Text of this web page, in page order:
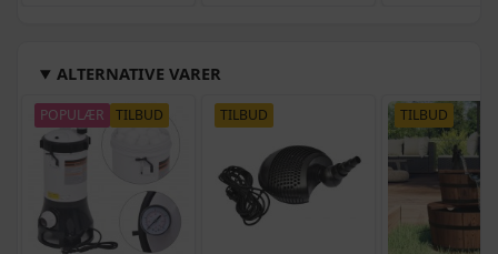
ALTERNATIVE VARER
POPULÆR TILBUD TILBUD TILBUD